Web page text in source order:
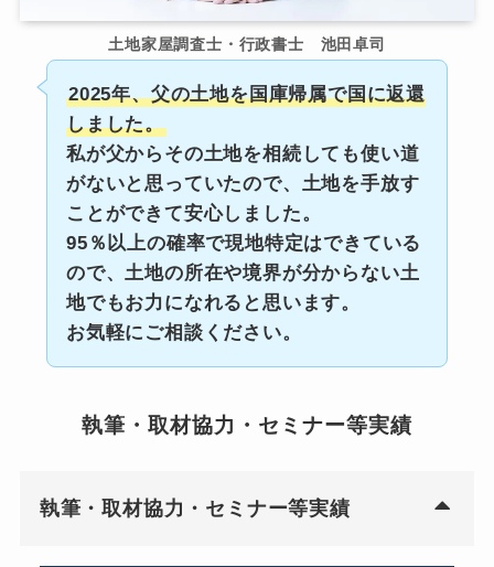
土地家屋調査士・行政書士 池田卓司
2025年、父の土地を国庫帰属で国に返還
しました。
私が父からその土地を相続しても使い道
がないと思っていたので、土地を手放す
ことができて安心しました。
95％以上の確率で現地特定はできている
ので、土地の所在や境界が分からない土
地でもお力になれると思います。
お気軽にご相談ください。
執筆・取材協力・セミナー等実績
執筆・取材協力・セミナー等実績